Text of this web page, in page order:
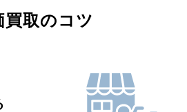
買取のコツ